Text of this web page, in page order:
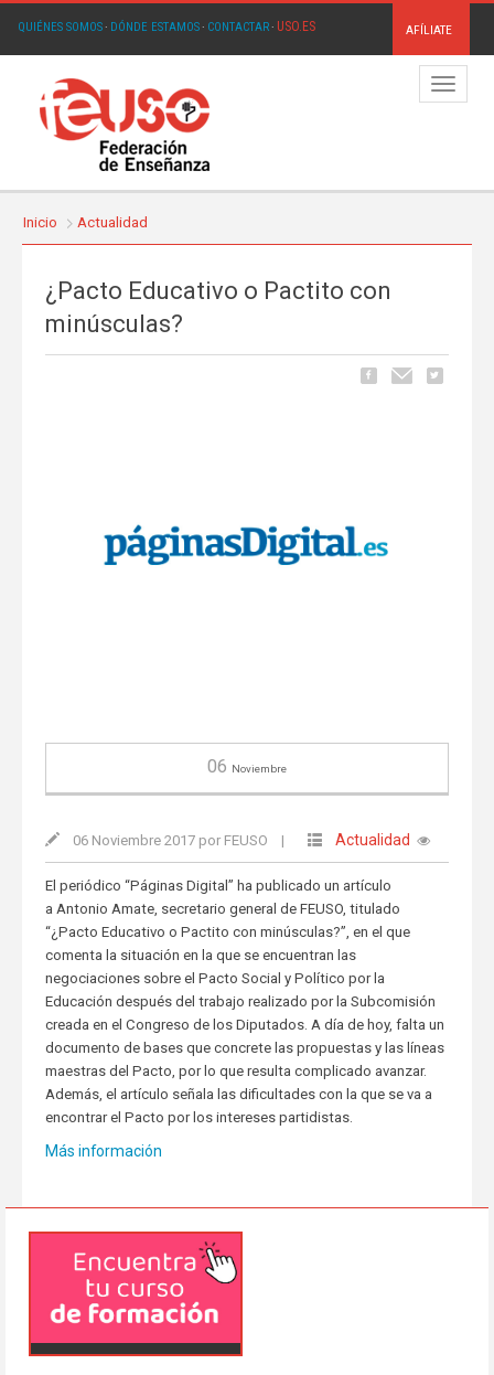
QUIÉNES SOMOS· DÓNDE ESTAMOS· CONTACTAR· USO.ES AFÍLIATE
Menú
Inicio Actualidad
¿Pacto Educativo o Pactito con
minúsculas?
06 Noviembre
06 Noviembre 2017 por FEUSO | Actualidad
El periódico “Páginas Digital” ha publicado un artículo
a Antonio Amate, secretario general de FEUSO, titulado
“¿Pacto Educativo o Pactito con minúsculas?”, en el que
comenta la situación en la que se encuentran las
negociaciones sobre el Pacto Social y Político por la
Educación después del trabajo realizado por la Subcomisión
creada en el Congreso de los Diputados. A día de hoy, falta un
documento de bases que concrete las propuestas y las líneas
maestras del Pacto, por lo que resulta complicado avanzar.
Además, el artículo señala las dificultades con la que se va a
encontrar el Pacto por los intereses partidistas.
Más información